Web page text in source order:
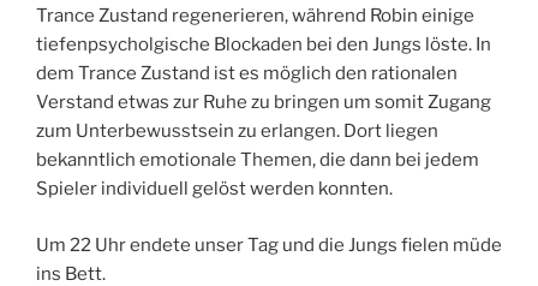
Trance Zustand regenerieren, während Robin einige
tiefenpsycholgische Blockaden bei den Jungs löste. In
dem Trance Zustand ist es möglich den rationalen
Verstand etwas zur Ruhe zu bringen um somit Zugang
zum Unterbewusstsein zu erlangen. Dort liegen
bekanntlich emotionale Themen, die dann bei jedem
Spieler individuell gelöst werden konnten.
Um 22 Uhr endete unser Tag und die Jungs fielen müde
ins Bett.